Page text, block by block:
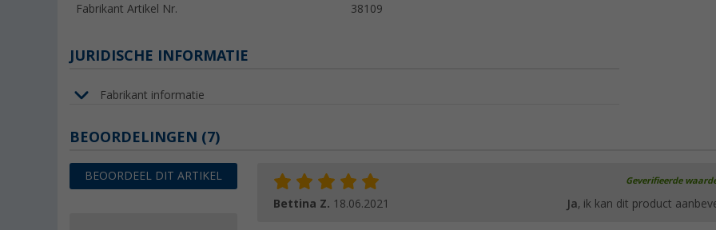
Fabrikant Artikel Nr. 38109
JURIDISCHE INFORMATIE
Fabrikant informatie
BEOORDELINGEN (7)
BEOORDEEL DIT ARTIKEL Geverifieerde
Bettina Z. 18.06.2021 Ja, ik kan dit product